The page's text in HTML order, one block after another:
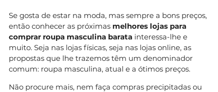
Se gosta de estar na moda, mas sempre a bons preços,
então conhecer as próximas melhores lojas para
comprar roupa masculina barata interessa-lhe e
muito. Seja nas lojas físicas, seja nas lojas online, as
propostas que lhe trazemos têm um denominador
comum: roupa masculina, atual e a ótimos preços.
Não procure mais, nem faça compras precipitadas ou